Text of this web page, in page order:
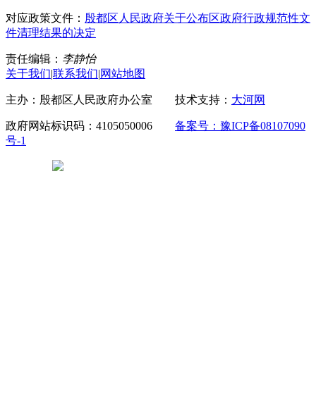
对应政策文件： 殷都区人民政府关于公布区政府行政规范性文
件清理结果的决定
责任编辑： 李静怡
关于我们|联系我们|网站地图
主办：殷都区人民政府办公室 技术支持： 大河网
政府网站标识码：4105050006 备案号：豫ICP备08107090
号-1